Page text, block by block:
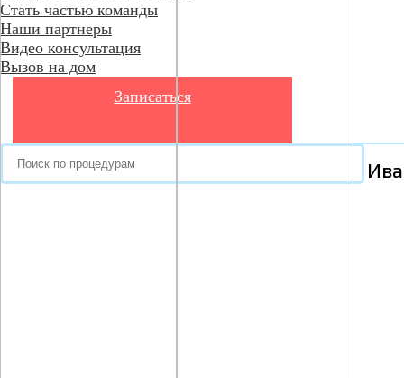
Стать частью команды
Наши партнеры
Видео консультация
Вызов на дом
Записаться